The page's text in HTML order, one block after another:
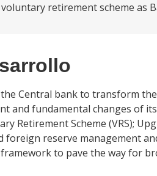
retirement scheme as
Central bank to transform
and fundamental changes of
Retirement Scheme (VRS);
foreign reserve management
to pave the way for